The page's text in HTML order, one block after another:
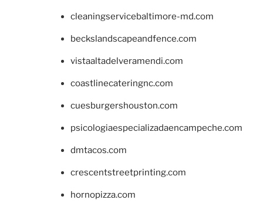
cleaningservicebaltimore-md.com
beckslandscapeandfence.com
vistaaltadelveramendi.com
coastlinecateringnc.com
cuesburgershouston.com
psicologiaespecializadaencampeche.com
dmtacos.com
crescentstreetprinting.com
hornopizza.com